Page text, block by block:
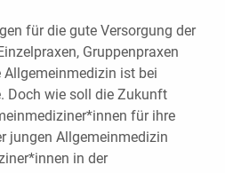
für die gute Versorgung der
Gruppenpraxen
Allgemeinmedizin ist bei
Doch wie soll die Zukunft
für ihre
jungen Allgemeinmedizin
in der